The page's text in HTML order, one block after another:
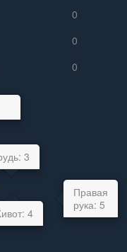
0
0
0
3
4
Правая
рука: 5